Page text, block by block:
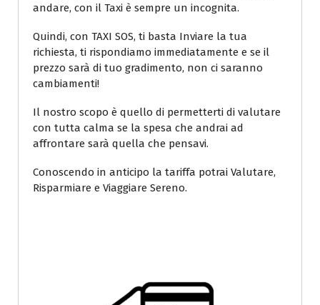
andare, con il Taxi è sempre un incognita.
Quindi, con TAXI SOS, ti basta Inviare la tua
richiesta, ti rispondiamo immediatamente e se il
prezzo sarà di tuo gradimento, non ci saranno
cambiamenti!
Il nostro scopo è quello di permetterti di valutare
con tutta calma se la spesa che andrai ad
affrontare sarà quella che pensavi.
Conoscendo in anticipo la tariffa potrai Valutare,
Risparmiare e Viaggiare Sereno.